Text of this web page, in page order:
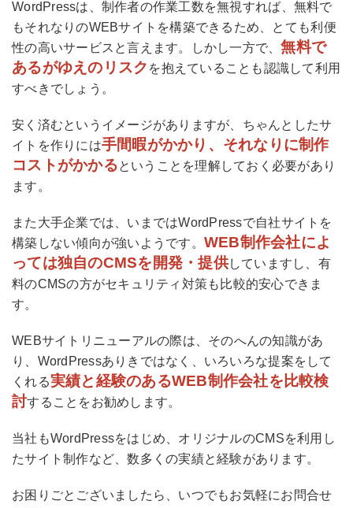
WordPressは、制作者の作業工数を無視すれば、無料で
もそれなりのWEBサイトを構築できるため、とても利便
性の高いサービスと言えます。しかし一方で、無料で
あるがゆえのリスク を抱えていることも認識して利用
すべきでしょう。
安く済むというイメージがありますが、ちゃんとしたサ
イトを作りには手間暇がかかり、それなりに制作
コストがかかるということを理解しておく必要があり
ます。
また大手企業では、いまではWordPressで自社サイトを
構築しない傾向が強いようです。 WEB制作会社によ
っては独自のCMSを開発・提供していますし、有
料のCMSの方がセキュリティ対策も比較的安心できま
す。
WEBサイトリニューアルの際は、そのへんの知識があ
り、WordPressありきではなく、いろいろな提案をして
くれる実績と経験のあるWEB制作会社を比較検
討することをお勧めします。
当社もWordPressをはじめ、オリジナルのCMSを利用し
たサイト制作など、数多くの実績と経験があります。
お困りごとございましたら、いつでもお気軽にお問合せ